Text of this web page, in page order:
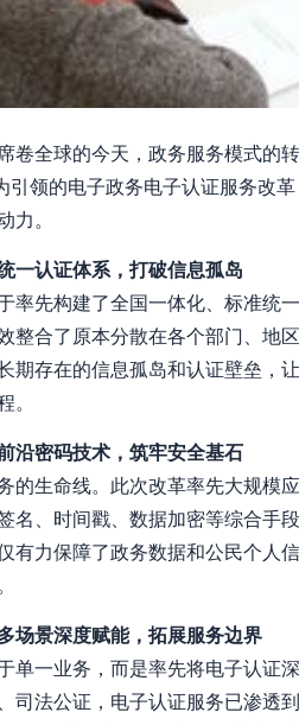
卷全球的今天，政务服务模式的
引领的电子政务电子认证服务改
力。
一认证体系，打破信息孤岛
率先构建了全国一体化、标准统
整合了原本分散在各个部门、地
期存在的信息孤岛和认证壁垒，
。
沿密码技术，筑牢安全基石
的生命线。此次改革率先大规模
名、时间戳、数据加密等综合手
有力保障了政务数据和公民个人
场景深度赋能，拓展服务边界
单一业务，而是率先将电子认证
司法公证，电子认证服务已渗透